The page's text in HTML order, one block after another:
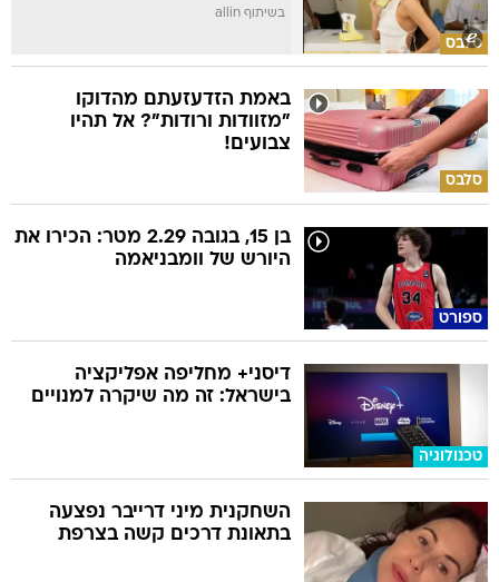
סלבס
בשיתוף allin
סלבס
באמת הזדעזעתם מהדוקו
"מזוודות ורודות"? אל תהיו
צבועים!
ספורט
בן 15, בגובה 2.29 מטר: הכירו את
היורש של וומבניאמה
טכנולוגיה
דיסני+ מחליפה אפליקציה
בישראל: זה מה שיקרה למנויים
השחקנית מיני דרייבר נפצעה
בתאונת דרכים קשה בצרפת